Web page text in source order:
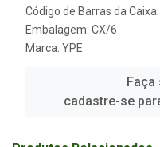
Código de Barras da
Embalagem: CX/6
Marca: YPE
Faça
cadastre-se